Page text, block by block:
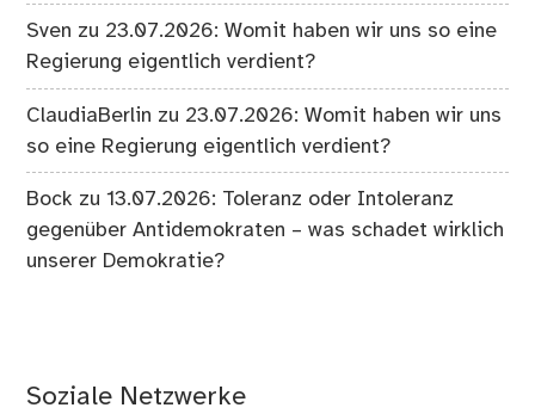
Sven zu 23.07.2026: Womit haben wir uns so eine
Regierung eigentlich verdient?
ClaudiaBerlin zu 23.07.2026: Womit haben wir uns
so eine Regierung eigentlich verdient?
Bock zu13.07.2026: Toleranz oder Intoleranz
gegenüber Antidemokraten – was schadet wirklich
unserer Demokratie?
Soziale Netzwerke